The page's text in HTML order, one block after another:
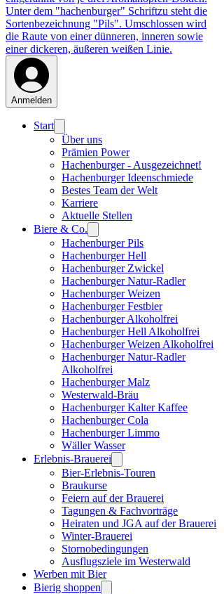
Anmelden
Start
Über uns
Prämien Power
Hachenburger - Ausgezeichnet!
Hachenburger Ideenschmiede
Bestes Team der Welt
Karriere
Aktuelle Stellen
Biere & Co.
Hachenburger Pils
Hachenburger Hell
Hachenburger Zwickel
Hachenburger Natur-Radler
Hachenburger Weizen
Hachenburger Festbier
Hachenburger Alkoholfrei
Hachenburger Hell Alkoholfrei
Hachenburger Weizen Alkoholfrei
Hachenburger Natur-Radler
Alkoholfrei
Hachenburger Malz
Westerwald-Bräu
Hachenburger Kalter Kaffee
Hachenburger Cola
Hachenburger Limmo
Wäller Wasser
Erlebnis-Brauerei
Bier-Erlebnis-Touren
Braukurse
Feiern auf der Brauerei
Tagungen & Fachvorträge
Heiraten und JGA auf der Brauerei
Winter-Brauerei
Stornobedingungen
Ausflugsziele im Westerwald
Werben mit Bier
Bierig shoppen